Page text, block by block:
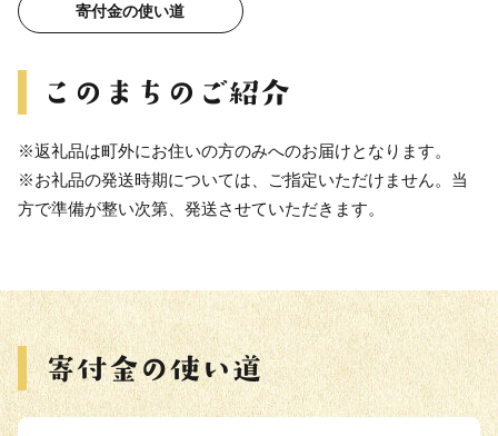
寄付金の使い道
※返礼品は町外にお住いの方のみへのお届けとなります。
※お礼品の発送時期については、ご指定いただけません。当
方で準備が整い次第、発送させていただきます。